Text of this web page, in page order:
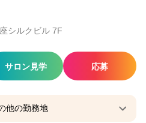
シルクビル 7F
サロン見学 応募
他の勤務地